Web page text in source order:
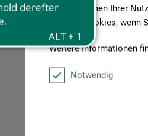
sie im Rahmen Ihrer
unseren Cookies, wenn
Weitere Informationen
Notwendig